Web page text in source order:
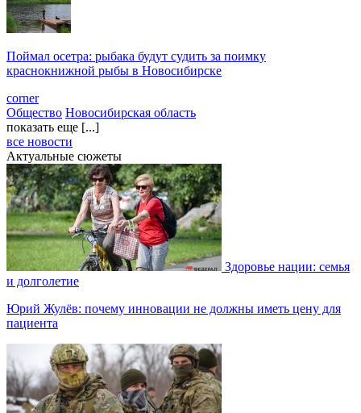
Поймал осетра: рыбака будут судить за поимку
краснокнижной рыбы в Новосибирске
corner
Общество Новосибирская область
показать еще [...]
все новости
Актуальные сюжеты
Здоровье нации: семья
и долголетие
Юрий Жулёв: почему инновации не должны иметь цену для
пациента